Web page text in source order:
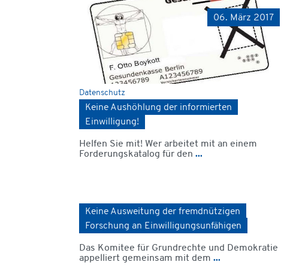
06. März 2017
Datenschutz
Keine Aushöhlung der informierten
Einwilligung!
Helfen Sie mit! Wer arbeitet mit an einem
Forderungskatalog für den ...
Keine Ausweitung der fremdnützigen
Forschung an Einwilligungsunfähigen
Das Komitee für Grundrechte und Demokratie
appelliert gemeinsam mit dem ...